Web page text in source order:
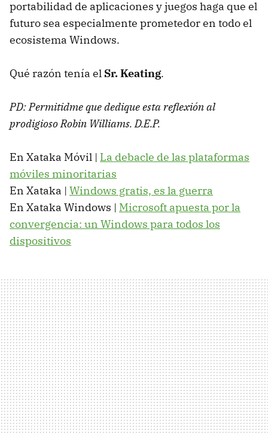
portabilidad de aplicaciones y juegos haga que el
futuro sea especialmente prometedor en todo el
ecosistema Windows.
Qué razón tenía el Sr. Keating.
PD: Permitidme que dedique esta reflexión al
prodigioso Robin Williams. D.E.P.
En Xataka Móvil | La debacle de las plataformas
móviles minoritarias
En Xataka | Windows gratis, es la guerra
En Xataka Windows | Microsoft apuesta por la
convergencia: un Windows para todos los
dispositivos